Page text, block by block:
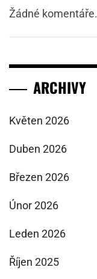
Žádné komentáře.
ARCHIVY
Květen 2026
Duben 2026
Březen 2026
Únor 2026
Leden 2026
Říjen 2025